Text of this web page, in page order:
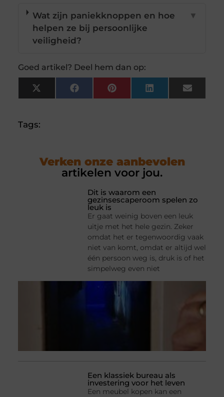
Wat zijn paniekknoppen en hoe
helpen ze bij persoonlijke
veiligheid?
▼
Goed artikel? Deel hem dan op:
X
(Twitter)
FacebookPinterestLinkedInEmail
Tags:
Verken onze aanbevolen
artikelen voor jou.
Dit is waarom een
gezinsescaperoom spelen zo
leuk is
Er gaat weinig boven een leuk
uitje met het hele gezin. Zeker
omdat het er tegenwoordig vaak
niet van komt, omdat er altijd wel
één persoon weg is, druk is of het
simpelweg even niet
Een klassiek bureau als
investering voor het leven
Een meubel kopen kan een